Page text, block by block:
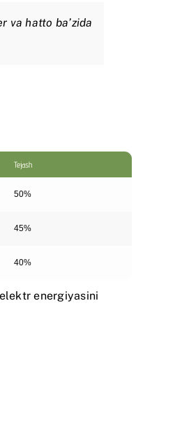
va hatto ba’zida
Tejash
50%
45%
40%
energiyasini